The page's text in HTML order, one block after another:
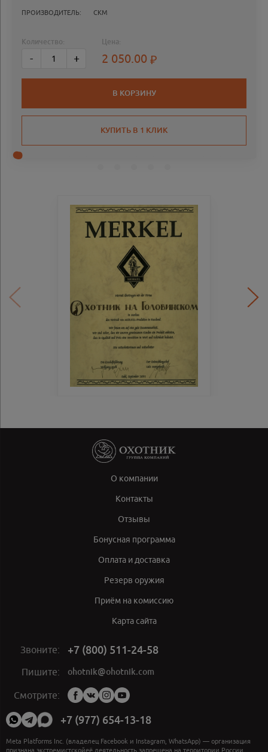
ПРОИЗВОДИТЕЛЬ: СКМ
Количество:
- +
Цена:
2 050.00
В КОРЗИНУ
КУПИТЬ В 1 КЛИК
О компании
Контакты
Отзывы
Бонусная программа
Оплата и доставка
Резерв оружия
Приём на комиссию
Карта сайта
Звоните: +7 (800) 511-24-58
Пишите: ohotnik@ohotnik.com
Смотрите:
Мы
в
социальных
сетях:
+7 (977) 654-13-18
Meta Platforms Inc. (владелец Facebook и Instagram, WhatsApp) — организация
признана экстремистскойеё деятельность запрещена на территории России.